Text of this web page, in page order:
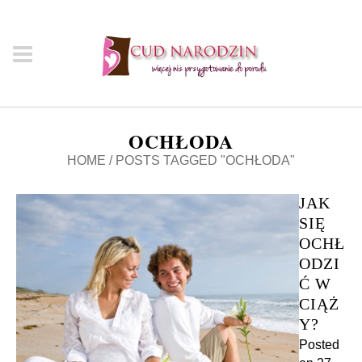
OCHŁODA
HOME / POSTS TAGGED "OCHŁODA"
JAK
SIĘ
OCHŁ
ODZI
Ć W
CIĄŻ
Y?
Posted